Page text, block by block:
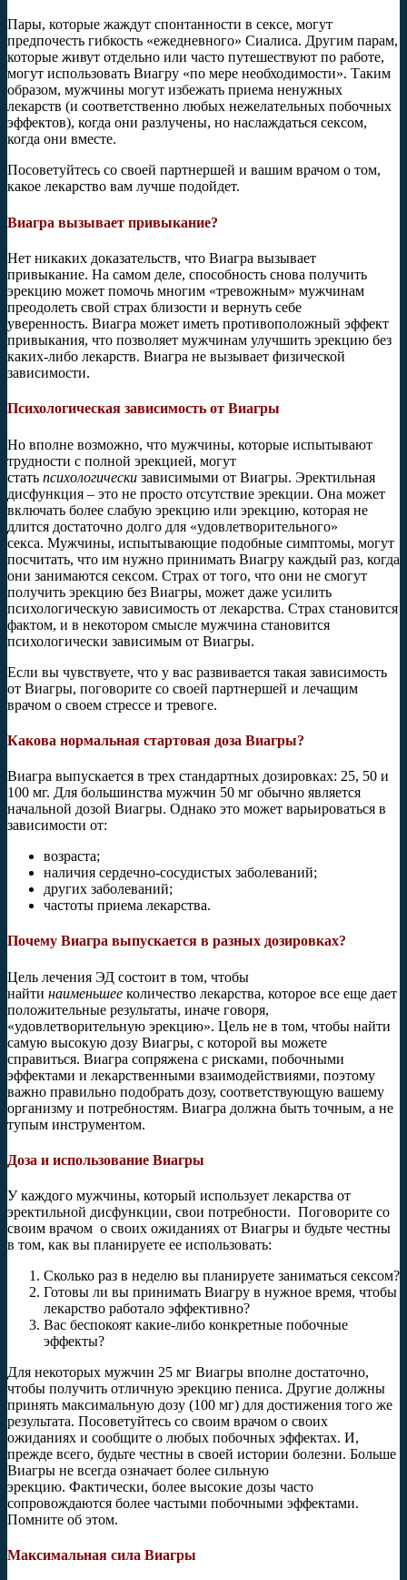
Пары, которые жаждут спонтанности в сексе, могут
предпочесть гибкость «ежедневного» Сиалиса. Другим парам,
которые живут отдельно или часто путешествуют по работе,
могут использовать Виагру «по мере необходимости». Таким
образом, мужчины могут избежать приема ненужных
лекарств (и соответственно любых нежелательных побочных
эффектов), когда они разлучены, но наслаждаться сексом,
когда они вместе.
Посоветуйтесь со своей партнершей и вашим врачом о том,
какое лекарство вам лучше подойдет.
Виагра вызывает привыкание?
Нет никаких доказательств, что Виагра вызывает
привыкание. На самом деле, способность снова получить
эрекцию может помочь многим «тревожным» мужчинам
преодолеть свой страх близости и вернуть себе
уверенность. Виагра может иметь противоположный эффект
привыкания, что позволяет мужчинам улучшить эрекцию без
каких-либо лекарств. Виагра не вызывает физической
зависимости.
Психологическая зависимость от Виагры
Но вполне возможно, что мужчины, которые испытывают
трудности с полной эрекцией, могут
стать психологически зависимыми от Виагры. Эректильная
дисфункция – это не просто отсутствие эрекции. Она может
включать более слабую эрекцию или эрекцию, которая не
длится достаточно долго для «удовлетворительного»
секса. Мужчины, испытывающие подобные симптомы, могут
посчитать, что им нужно принимать Виагру каждый раз, когда
они занимаются сексом. Страх от того, что они не смогут
получить эрекцию без Виагры, может даже усилить
психологическую зависимость от лекарства. Страх становится
фактом, и в некотором смысле мужчина становится
психологически зависимым от Виагры.
Если вы чувствуете, что у вас развивается такая зависимость
от Виагры, поговорите со своей партнершей и лечащим
врачом о своем стрессе и тревоге.
Какова нормальная стартовая доза Виагры?
Виагра выпускается в трех стандартных дозировках: 25, 50 и
100 мг. Для большинства мужчин 50 мг обычно является
начальной дозой Виагры. Однако это может варьироваться в
зависимости от:
возраста;
наличия сердечно-сосудистых заболеваний;
других заболеваний;
частоты приема лекарства.
Почему Виагра выпускается в разных дозировках?
Цель лечения ЭД состоит в том, чтобы
найти наименьшее количество лекарства, которое все еще дает
положительные результаты, иначе говоря,
«удовлетворительную эрекцию». Цель не в том, чтобы найти
самую высокую дозу Виагры, с которой вы можете
справиться. Виагра сопряжена с рисками, побочными
эффектами и лекарственными взаимодействиями, поэтому
важно правильно подобрать дозу, соответствующую вашему
организму и потребностям. Виагра должна быть точным, а не
тупым инструментом.
Доза и использование Виагры
У каждого мужчины, который использует лекарства от
эректильной дисфункции, свои потребности. Поговорите со
своим врачом о своих ожиданиях от Виагры и будьте честны
в том, как вы планируете ее использовать:
Сколько раз в неделю вы планируете заниматься сексом?
Готовы ли вы принимать Виагру в нужное время, чтобы
лекарство работало эффективно?
Вас беспокоят какие-либо конкретные побочные
эффекты?
Для некоторых мужчин 25 мг Виагры вполне достаточно,
чтобы получить отличную эрекцию пениса. Другие должны
принять максимальную дозу (100 мг) для достижения того же
результата. Посоветуйтесь со своим врачом о своих
ожиданиях и сообщите о любых побочных эффектах. И,
прежде всего, будьте честны в своей истории болезни. Больше
Виагры не всегда означает более сильную
эрекцию. Фактически, более высокие дозы часто
сопровождаются более частыми побочными эффектами.
Помните об этом.
Максимальная сила Виагры